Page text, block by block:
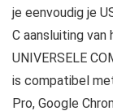
je eenvoudig je
C aansluiting van
UNIVERSELE
is compatibel
Pro, Google